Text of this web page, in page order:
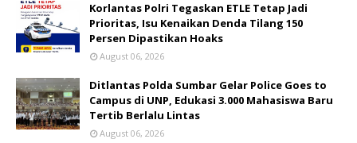
Korlantas Polri Tegaskan ETLE Tetap Jadi
Prioritas, Isu Kenaikan Denda Tilang 150
Persen Dipastikan Hoaks
August 06, 2026
Ditlantas Polda Sumbar Gelar Police Goes to
Campus di UNP, Edukasi 3.000 Mahasiswa Baru
Tertib Berlalu Lintas
August 06, 2026